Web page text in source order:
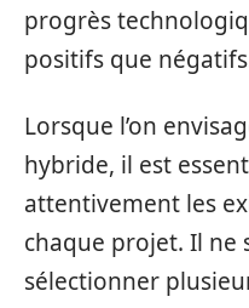
progrès
positifs que
Lorsque l’on
hybride, il est
attentivement les
chaque projet. Il ne
sélectionner